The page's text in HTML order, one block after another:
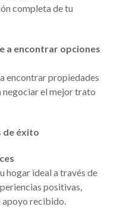
completa de tu
a encontrar opciones
encontrar propiedades
negociar el mejor trato
de éxito
hogar ideal a través de
positivas,
recibido.